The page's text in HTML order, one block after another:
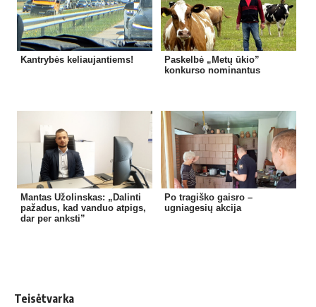
Kantrybės keliaujantiems!
Paskelbė „Metų ūkio”
konkurso nominantus
Mantas Užolinskas: „Dalinti
pažadus, kad vanduo atpigs,
dar per anksti”
Po tragiško gaisro –
ugniagesių akcija
Teisėtvarka